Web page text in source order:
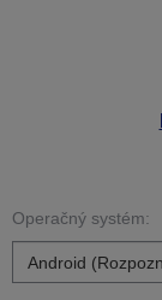
Operačný systém: